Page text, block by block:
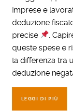
imprese e
deduzione
precise
.
queste spese e
la differenza tra
deduzione
LEGGI DI PIÙ